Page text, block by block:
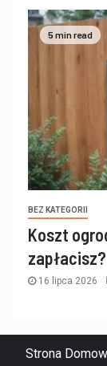
5 min read
BEZ KATEGORII
Koszt
zapłacisz?
16 lipca 2026
Strona